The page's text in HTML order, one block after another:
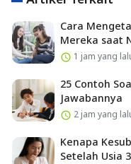
Cara
Mereka saat
1 jam yang
25 Contoh
Jawabannya
2 jam yang
Kenapa
Setelah Usia